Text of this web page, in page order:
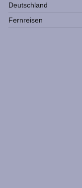
Deutschland
Fernreisen